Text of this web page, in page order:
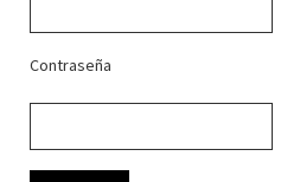
Contraseña